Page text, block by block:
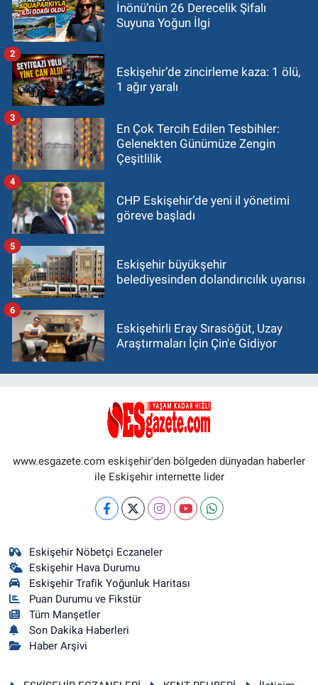
İnönü’nün 26 Derecelik Şifalı
Suyuna Yoğun İlgi
Eskişehir’de zincirleme kaza: 1 ölü,
1 ağır yaralı
2
En Çok Tercih Edilen Tesbihler:
Gelenekten Günümüze Zengin
Çeşitlilik
3
CHP Eskişehir’de yeni il yönetimi
göreve başladı
4
Eskişehir büyükşehir
belediyesinden dolandırıcılık uyarısı
5
Eskişehirli Eray Sırasöğüt, Uzay
Araştırmaları İçin Çin'e Gidiyor
6
www.esgazete.com eskişehir'den bölgeden dünyadan haberler
ile Eskişehir internette lider
Eskişehir Nöbetçi Eczaneler
Eskişehir Hava Durumu
Eskişehir Trafik Yoğunluk Haritası
Puan Durumu ve Fikstür
Tüm Manşetler
Son Dakika Haberleri
Haber Arşivi